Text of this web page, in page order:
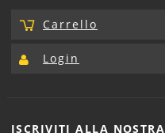
Carrello
Login
ISCRIVITI ALLA NOSTRA